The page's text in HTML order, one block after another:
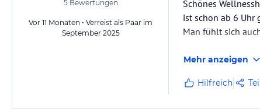
5Bewertungen
Vor 11 Monaten • Verreist als Paar im
September 2025
Schönes
ist schon ab 6 Uhr
Man fühlt sich
Mehr anzeigen
Hilfreich